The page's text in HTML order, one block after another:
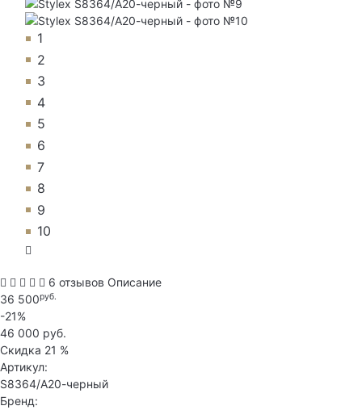
1
2
3
4
5
6
7
8
9
10
6 отзывов Описание
36 500руб.
-21%
46 000 руб.
Скидка 21 %
Артикул:
S8364/А20-черный
Бренд: